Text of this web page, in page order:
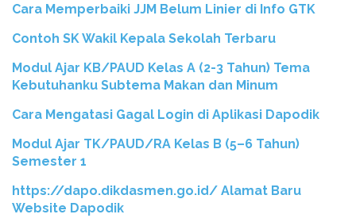
Cara Memperbaiki JJM Belum Linier di Info GTK
Contoh SK Wakil Kepala Sekolah Terbaru
Modul Ajar KB/PAUD Kelas A (2-3 Tahun) Tema
Kebutuhanku Subtema Makan dan Minum
Cara Mengatasi Gagal Login di Aplikasi Dapodik
Modul Ajar TK/PAUD/RA Kelas B (5–6 Tahun)
Semester 1
https://dapo.dikdasmen.go.id/ Alamat Baru
Website Dapodik